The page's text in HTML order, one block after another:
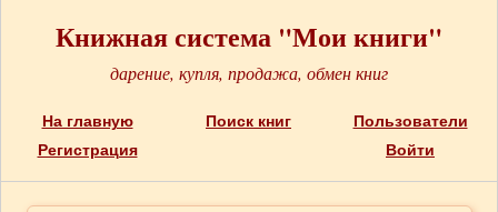
Книжная система "Мои книги"
дарение, купля, продажа, обмен книг
На главную Поиск книг
Пользователи
Регистрация
Войти